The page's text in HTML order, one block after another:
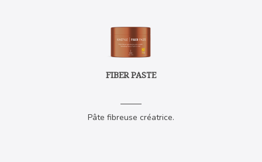
FIBER PASTE
Pâte fibreuse créatrice.